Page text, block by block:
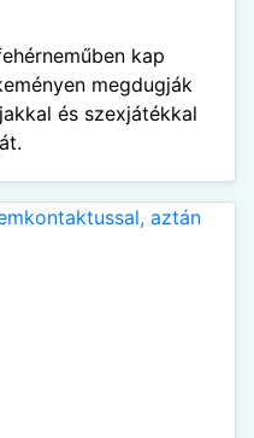
kap
megdugják
és szexjátékkal